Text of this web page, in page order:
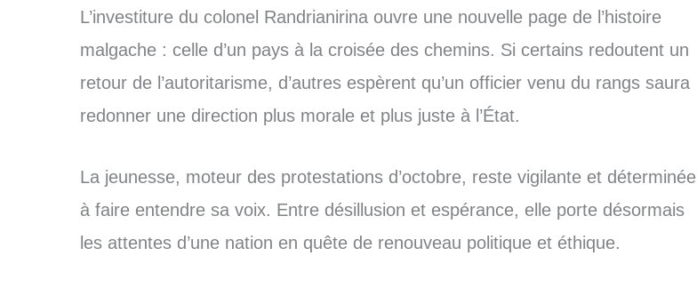
L’investiture du colonel Randrianirina ouvre une nouvelle page de l’histoire
malgache : celle d’un pays à la croisée des chemins. Si certains redoutent un
retour de l’autoritarisme, d’autres espèrent qu’un officier venu du rangs saura
redonner une direction plus morale et plus juste à l’État.
La jeunesse, moteur des protestations d’octobre, reste vigilante et déterminée
à faire entendre sa voix. Entre désillusion et espérance, elle porte désormais
les attentes d’une nation en quête de renouveau politique et éthique.